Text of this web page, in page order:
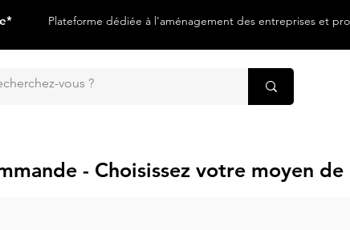
Plateforme dédiée à l'aménagement des entreprises et
- Choisissez votre moyen